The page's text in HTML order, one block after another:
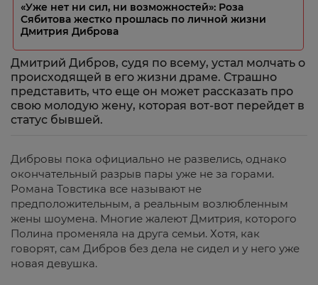
«Уже нет ни сил, ни возможностей»: Роза
Сябитова жестко прошлась по личной жизни
Дмитрия Диброва
Дмитрий Дибров, судя по всему, устал молчать о
происходящей в его жизни драме. Страшно
представить, что еще он может рассказать про
свою молодую жену, которая вот-вот перейдет в
статус бывшей.
Дибровы пока официально не развелись, однако
окончательный разрыв пары уже не за горами.
Романа Товстика все называют не
предположительным, а реальным возлюбленным
жены шоумена. Многие жалеют Дмитрия, которого
Полина променяла на друга семьи. Хотя, как
говорят, сам Дибров без дела не сидел и у него уже
новая девушка.